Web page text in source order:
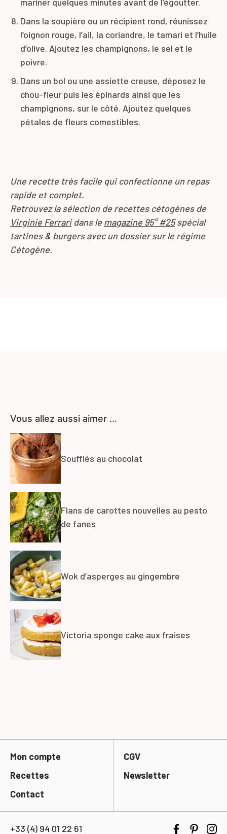
Dans la soupière ou un récipient rond, réunissez
l’oignon rouge, l’ail, la coriandre, le tamari et l’huile
d’olive. Ajoutez les champignons, le sel et le
poivre.
Dans un bol ou une assiette creuse, déposez le
chou-fleur puis les épinards ainsi que les
champignons, sur le côté. Ajoutez quelques
pétales de fleurs comestibles.
Une recette très facile qui confectionne un repas
rapide et complet.
Retrouvez la sélection de recettes cétogènes de
Virginie Ferraridans le magazine 95° #25spécial
tartines & burgers avec un dossier sur le régime
Cétogène.
Vous allez aussi aimer ...
Soufflés au chocolat
Flans de carottes nouvelles au pesto
de fanes
Wok d’asperges au gingembre
Victoria sponge cake aux fraises
Mon compte
Recettes
Contact
CGV
Newsletter
+33 (4) 94 01 22 61